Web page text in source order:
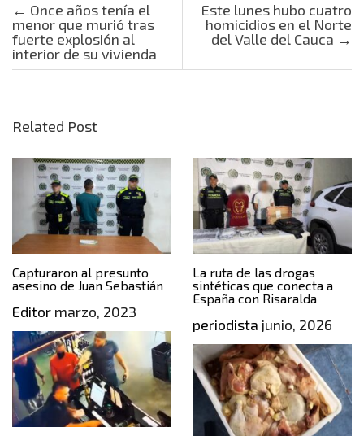
Post navigation
← Once años tenía el
menor que murió tras
fuerte explosión al
interior de su vivienda
Este lunes hubo cuatro
homicidios en el Norte
del Valle del Cauca →
Related Post
Capturaron al presunto
asesino de Juan Sebastián
Editor marzo, 2023
La ruta de las drogas
sintéticas que conecta a
España con Risaralda
periodista junio, 2026